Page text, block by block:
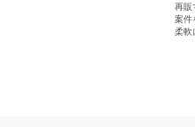
再販
案件
柔軟